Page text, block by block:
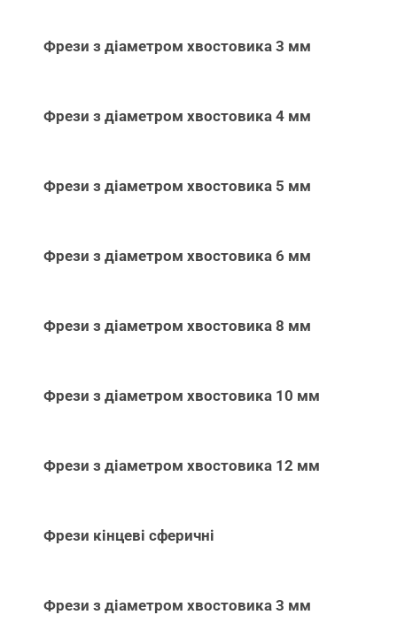
Фрези з діаметром хвостовика 3 мм
Фрези з діаметром хвостовика 4 мм
Фрези з діаметром хвостовика 5 мм
Фрези з діаметром хвостовика 6 мм
Фрези з діаметром хвостовика 8 мм
Фрези з діаметром хвостовика 10 мм
Фрези з діаметром хвостовика 12 мм
Фрези кінцеві сферичні
Фрези з діаметром хвостовика 3 мм